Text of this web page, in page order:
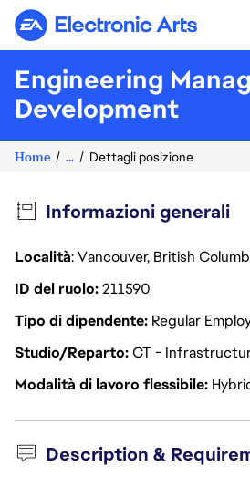
Electronic Arts
Engineering
Development
Home ... Dettagli posizione
Informazioni generali
Località: Vancouver, British
ID del ruolo211590
Tipo di dipendente Regular
Studio/RepartoCT -
Modalità di lavoro flessibile
Description &